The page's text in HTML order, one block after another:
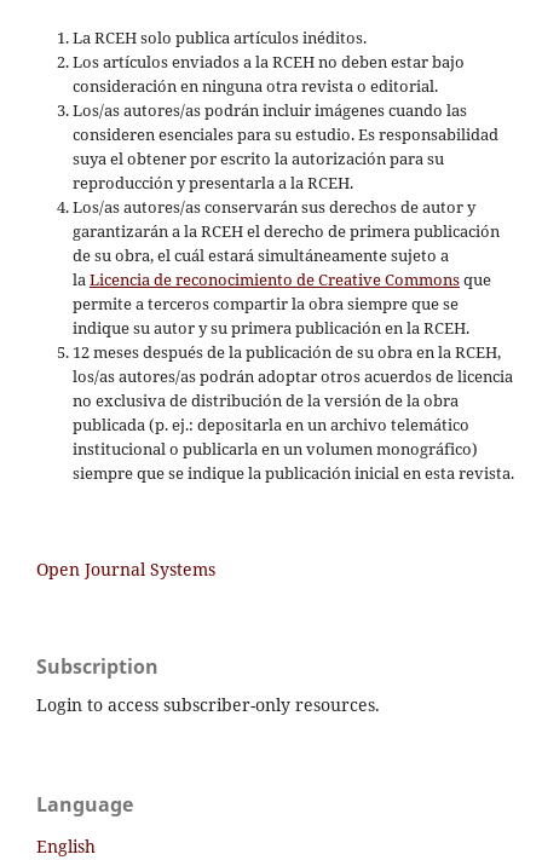
La RCEH solo publica artículos inéditos.
Los artículos enviados a la RCEH no deben estar bajo
consideración en ninguna otra revista o editorial.
Los/as autores/as podrán incluir imágenes cuando las
consideren esenciales para su estudio. Es responsabilidad
suya el obtener por escrito la autorización para su
reproducción y presentarla a la RCEH.
Los/as autores/as conservarán sus derechos de autor y
garantizarán a la RCEH el derecho de primera publicación
de su obra, el cuál estará simultáneamente sujeto a
laLicencia de reconocimiento de Creative Commonsque
permite a terceros compartir la obra siempre que se
indique su autor y su primera publicación en la RCEH.
12 meses después de la publicación de su obra en la RCEH,
los/as autores/as podrán adoptar otros acuerdos de licencia
no exclusiva de distribución de la versión de la obra
publicada (p. ej.: depositarla en un archivo telemático
institucional o publicarla en un volumen monográfico)
siempre que se indique la publicación inicial en esta revista.
Open Journal Systems
Subscription
Login to access subscriber-only resources.
Language
English